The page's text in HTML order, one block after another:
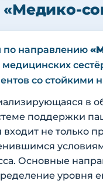
направлению
медицинских
со стойкими
в
поддержки
входит не только
Основные
уровня